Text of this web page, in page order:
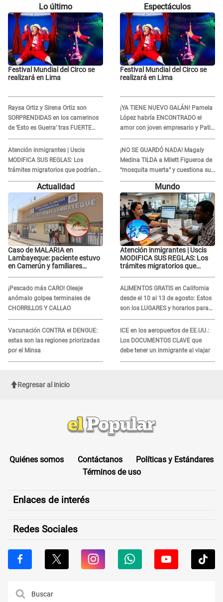
Lo último
Festival Mundial del Circo se
realizará en Lima
Raysa Ortiz y Sirena Ortiz son
SORPRENDIDAS en los camerinos
de ‘Esto es Guerra’ tras FUERTE
ENFRENTAMIENTO con Gabriel
Moisés: “Gracias”
Atención inmigrantes | Uscis
MODIFICA SUS REGLAS: Los
trámites migratorios que podrían
necesitar tu prueba de ADN
Espectáculos
Festival Mundial del Circo se
realizará en Lima
¡YA TIENE NUEVO GALÁN! Pamela
López habría ENCONTRADO el
amor con joven empresario y Pati
Lorena la ECHA en VIVO
¡NO SE GUARDÓ NADA! Magaly
Medina TILDA a Milett Figueroa de
“mosquita muerta” y cuestiona su
RECONCILIACIÓN con Marcelo
Tinelli en TV argentina
Actualidad
Caso de MALARIA en
Lambayeque: paciente estuvo
en Camerún y familiares
¡Pescado más CARO! Oleaje
anómalo golpea terminales de
CHORRILLOS Y CALLAO
Vacunación CONTRA el DENGUE:
estas son las regiones priorizadas
por el Minsa
Mundo
Atención inmigrantes | Uscis
MODIFICA SUS REGLAS: Los
trámites migratorios que
ALIMENTOS GRATIS en California
desde el 10 al 13 de agosto: Estos
son los LUGARES y horarios para
recibir la ayuda
ICE en los aeropuertos de EE.UU.:
Los DOCUMENTOS CLAVE que
debe tener un inmigrante al viajar
Regresar al inicio
Quiénes somos Contáctanos
Políticas y Estándares
Términos de uso
Enlaces de interés
Redes Sociales